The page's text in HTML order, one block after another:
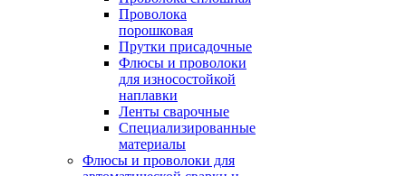
Проволока
порошковая
Прутки присадочные
Флюсы и проволоки
для износостойкой
наплавки
Ленты сварочные
Специализированные
материалы
Флюсы и проволоки для